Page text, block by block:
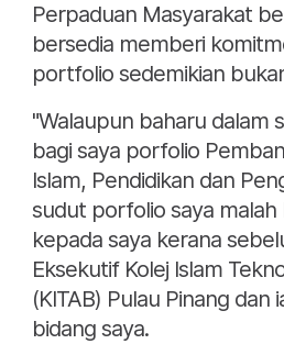
Perpaduan Masyarakat
bersedia memberi
portfolio sedemikian
"Walaupun baharu dalam
bagi saya porfolio
Islam, Pendidikan dan
sudut porfolio saya malah
kepada saya kerana
Eksekutif Kolej Islam
(KITAB) Pulau Pinang dan
bidang saya.